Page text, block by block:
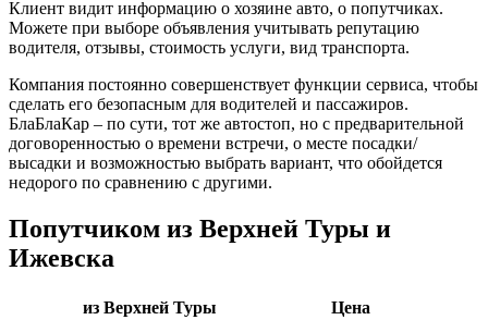
Клиент видит информацию о хозяине авто, о попутчиках.
Можете при выборе объявления учитывать репутацию
водителя, отзывы, стоимость услуги, вид транспорта.
Компания постоянно совершенствует функции сервиса, чтобы
сделать его безопасным для водителей и пассажиров.
БлаБлаКар – по сути, тот же автостоп, но с предварительной
договоренностью о времени встречи, о месте посадки/
высадки и возможностью выбрать вариант, что обойдется
недорого по сравнению с другими.
Попутчиком из Верхней Туры и
Ижевска
из Верхней Туры
Цена